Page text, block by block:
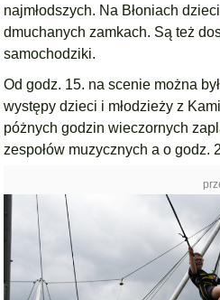
najmłodszych. Na Błoniach
dmuchanych zamkach. Są też
samochodziki.
Od godz. 15. na scenie można
występy dzieci i młodzieży z
póżnych godzin wieczornych
zespołów muzycznych a o godz.